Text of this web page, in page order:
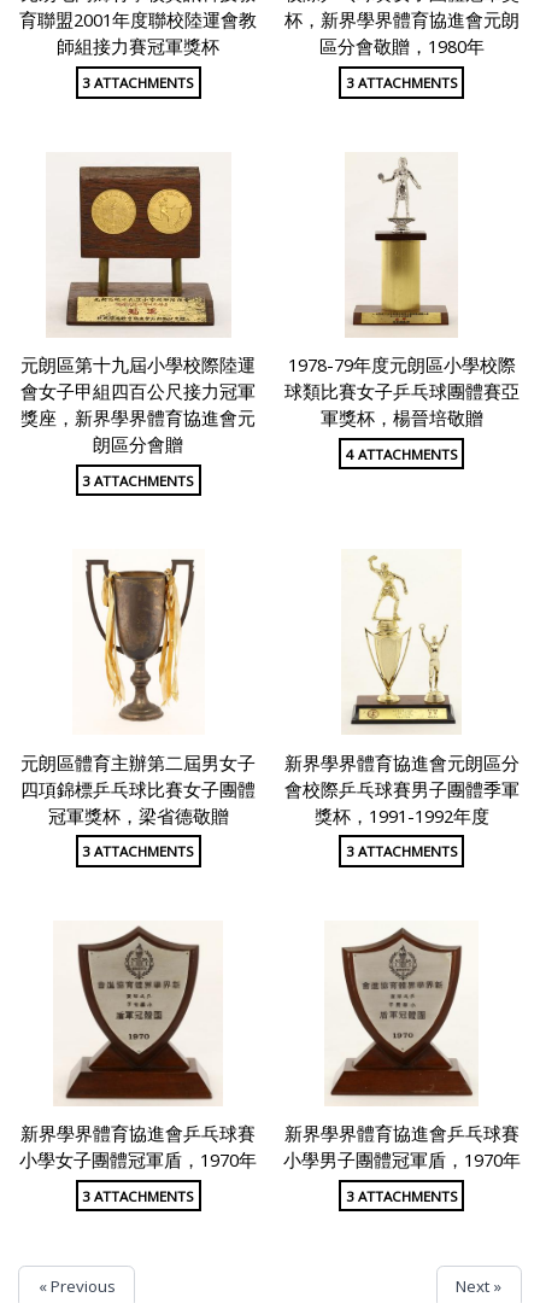
育聯盟2001年度聯校陸運會教
師組接力賽冠軍獎杯
3 ATTACHMENTS
杯，新界學界體育協進會元朗
區分會敬贈，1980年
3 ATTACHMENTS
元朗區第十九屆小學校際陸運
會女子甲組四百公尺接力冠軍
獎座，新界學界體育協進會元
朗區分會贈
3 ATTACHMENTS
1978-79年度元朗區小學校際
球類比賽女子乒乓球團體賽亞
軍獎杯，楊晉培敬贈
4 ATTACHMENTS
元朗區體育主辦第二屆男女子
四項錦標乒乓球比賽女子團體
冠軍獎杯，梁省德敬贈
3 ATTACHMENTS
新界學界體育協進會元朗區分
會校際乒乓球賽男子團體季軍
獎杯，1991-1992年度
3 ATTACHMENTS
新界學界體育協進會乒乓球賽
小學女子團體冠軍盾，1970年
3 ATTACHMENTS
新界學界體育協進會乒乓球賽
小學男子團體冠軍盾，1970年
3 ATTACHMENTS
« Previous Next »